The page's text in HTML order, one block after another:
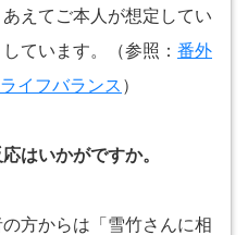
えてご本人が想定してい
ています。（参照： 番外
イフバランス ）
はいかがですか。
方からは「雪竹さんに相